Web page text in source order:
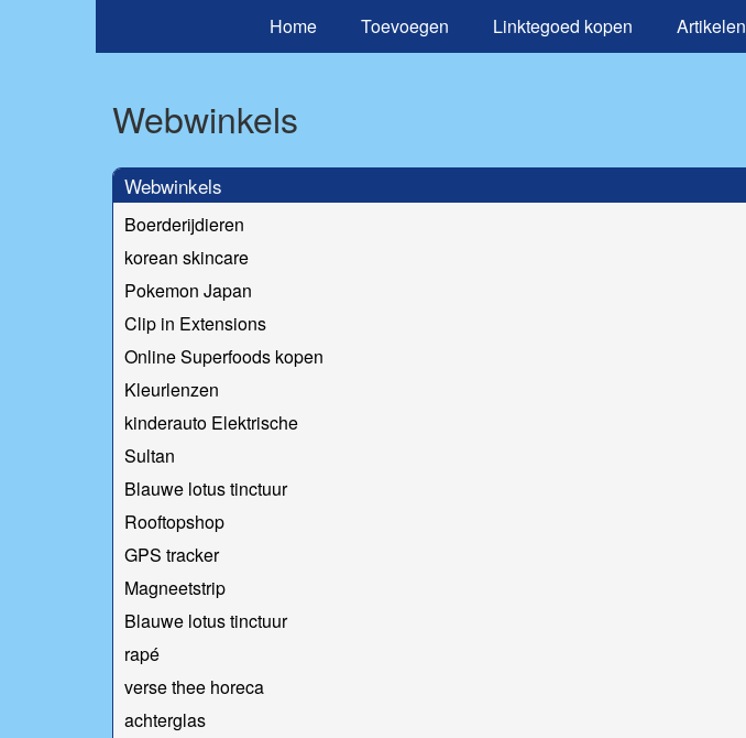
Home Toevoegen Linktegoed kopen Artikelen
Webwinkels
Webwinkels
Boerderijdieren
korean skincare
Pokemon Japan
Clip in Extensions
Online Superfoods kopen
Kleurlenzen
kinderauto Elektrische
Sultan
Blauwe lotus tinctuur
Rooftopshop
GPS tracker
Magneetstrip
Blauwe lotus tinctuur
rapé
verse thee horeca
achterglas